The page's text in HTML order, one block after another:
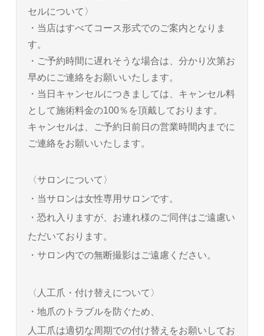
セルについて〉
・当店はすべてコース形式でのご案内となりま
す。
・ご予約時間に遅れそうな場合は、分かり次第お
早めにご連絡をお願いいたします。
・当日キャンセルにつきましては、キャンセル料
として施術料金の100％を頂戴しております。
キャンセルは、ご予約日前日の営業時間内までに
ご連絡をお願いいたします。
〈サロンについて〉
・当サロンは女性専用サロンです。
・恐れ入りますが、お連れ様のご同伴はご遠慮い
ただいております。
・サロン内での無断撮影はご遠慮ください。
〈人工爪・付け替えについて〉
・地爪のトラブルを防ぐため、
人工爪は適切な周期での付け替えをお願いしてお